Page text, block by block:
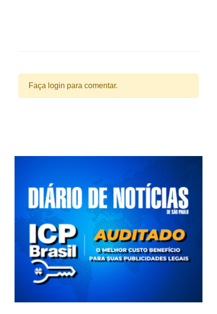
Faça login para comentar.